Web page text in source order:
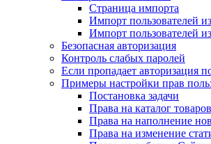
Страница импорта
Импорт пользователей
Импорт пользователей
Безопасная авторизация
Контроль слабых паролей
Если пропадает авторизация
Примеры настройки прав
Постановка задачи
Права на каталог
Права на наполнение
Права на изменение